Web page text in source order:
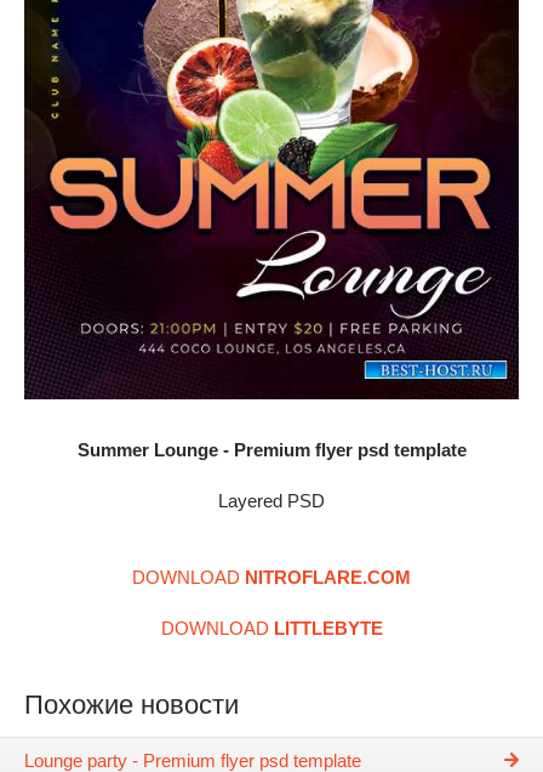
Summer Lounge - Premium flyer psd template
Layered PSD
DOWNLOAD NITROFLARE.COM
DOWNLOAD LITTLEBYTE
Похожие новости
Lounge party - Premium flyer psd template